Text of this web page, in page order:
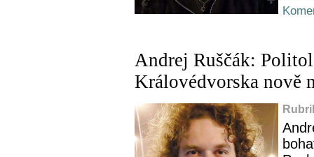
Andrej Ruščák:
Královédvorska nově